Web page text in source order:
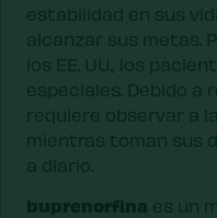
estabilidad en sus
alcanzar sus metas.
los EE. UU., los
especiales. Debido a
requiere observar a
mientras toman sus
a diario.
buprenorfina es un